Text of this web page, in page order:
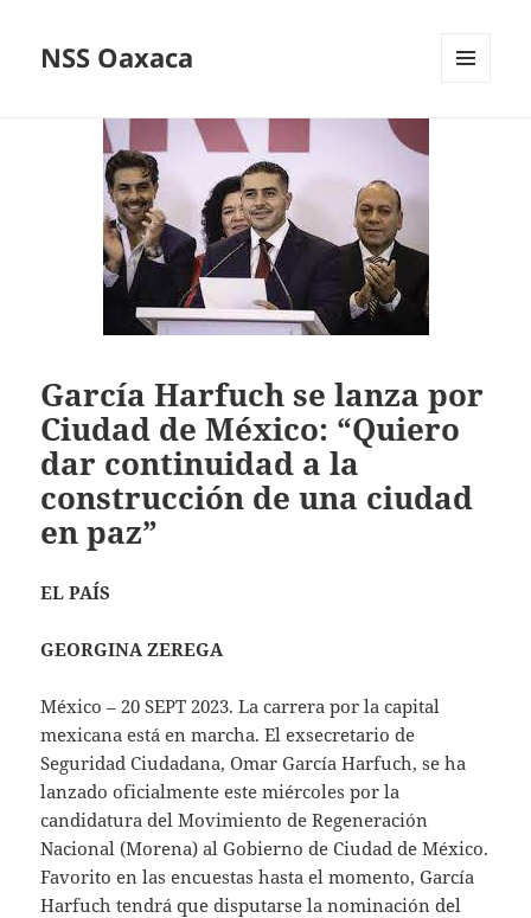
NSS Oaxaca
García Harfuch se lanza por
Ciudad de México: “Quiero
dar continuidad a la
construcción de una ciudad
en paz”
EL PAÍS
GEORGINA ZEREGA
México – 20 SEPT 2023. La carrera por la capital
mexicana está en marcha. El exsecretario de
Seguridad Ciudadana, Omar García Harfuch, se ha
lanzado oficialmente este miércoles por la
candidatura del Movimiento de Regeneración
Nacional (Morena) al Gobierno de Ciudad de México.
Favorito en las encuestas hasta el momento, García
Harfuch tendrá que disputarse la nominación del